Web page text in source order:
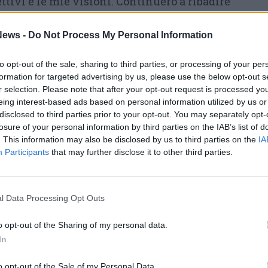
- Do Not Process My Personal Information
opt-out of the sale, sharing to third parties, or processing of your
for targeted advertising by us, please use the below opt-out
selection. Please note that after your opt-out request is processed
interest-based ads based on personal information utilized by us
to third parties prior to your opt-out. You may separately
of your personal information by third parties on the IAB’s list of
This information may also be disclosed by us to third parties on the
Participants that may further disclose it to other third parties.
Data Processing Opt Outs
opt-out of the Sharing of my personal data.
opt-out of the Sale of my Personal Data.
un tessuto sociale fatto di persone e
sicura e vivibile».
SiCura” ha sottolineato che non si
ma la sua visione critica rimarrà sempre
saranno convincenti ci sarà il mio sì.
non mancherà mai. Dopotutto tra i primi
c’è quello di verificare attentamente che le
di maggioranza siano improntate nella
è ciò che farò».
acceso, dove il ruolo dell’opposizione
garantire trasparenza e correttezza